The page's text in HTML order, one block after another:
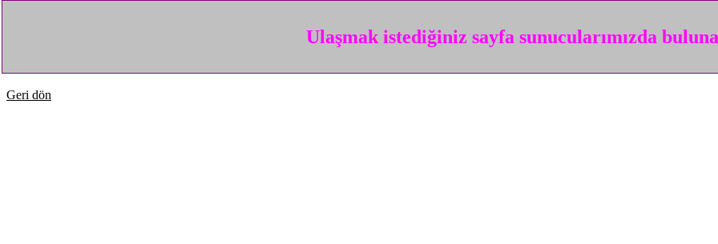
Ulaşmak istediğiniz sayfa sunucularımızda
Geri dön